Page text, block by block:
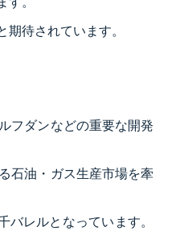
待されています。
フダンなどの重要な開発
石油・ガス生産市場を牽
バレルとなっています。